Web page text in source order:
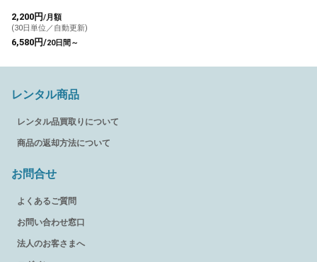
2,200円/月額
(30日単位／自動更新)
6,580円/20日間～
レンタル商品
レンタル品買取りについて
商品の返却方法について
お問合せ
よくあるご質問
お問い合わせ窓口
法人のお客さまへ